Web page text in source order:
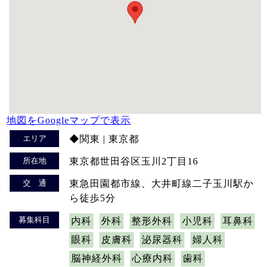
地図をGoogleマップで表示
エリア ◆関東 | 東京都
所在地 東京都世田谷区玉川2丁目16
交 通
東急田園都市線、大井町線二子玉川駅か
ら徒歩5分
募集科目 内科 外科 整形外科 小児科
耳鼻科
眼科
皮膚科 泌尿器科
婦人科
脳神経外科
心療内科
歯科